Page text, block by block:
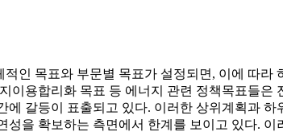
인 목표와 부문별 목표가 설정되면, 이에 따
이용합리화 목표 등 에너지 관련 정책목표들
갈등이 표출되고 있다. 이러한 상위계획과
을 확보하는 측면에서 한계를 보이고 있다.